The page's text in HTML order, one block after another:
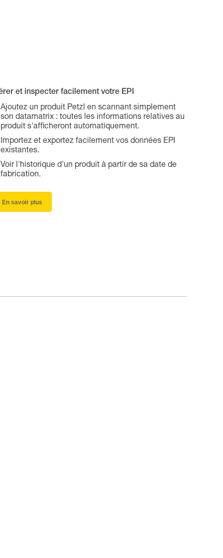
et inspecter facilement votre EPI
Ajoutez un produit Petzl en scannant simplement
son datamatrix : toutes les informations relatives au
produit s'afficheront automatiquement.
Importez et exportez facilement vos données EPI
existantes.
Voir l'historique d'un produit à partir de sa date de
fabrication.
En savoir plus